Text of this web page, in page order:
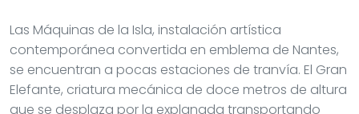
Las Máquinas de la Isla, instalación artística
contemporánea convertida en emblema de Nantes,
se encuentran a pocas estaciones de tranvía. El Gran
Elefante, criatura mecánica de doce metros de altura
que se desplaza por la explanada transportando